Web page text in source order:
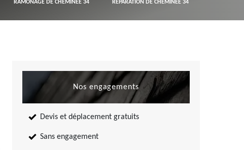
RAMONAGE DE CHEMINÉE 34 RÉPARATION DE CHEMINÉE 34
Nos engagements
Devis et déplacement gratuits
Sans engagement